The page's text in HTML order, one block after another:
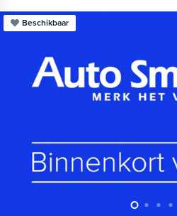
Beschikbaar